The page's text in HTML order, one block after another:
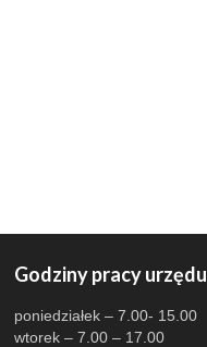
Godziny pracy urzędu
poniedziałek – 7.00- 15.00
wtorek – 7.00 – 17.00